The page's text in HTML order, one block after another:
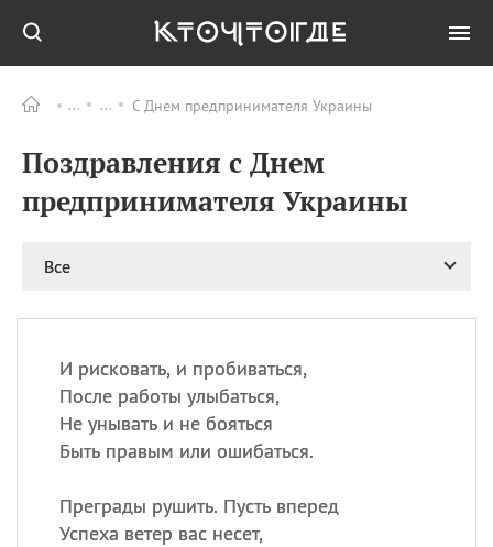
С Днем предпринимателя Украины
Поздравления с Днем
предпринимателя Украины
Все
И рисковать, и пробиваться,
После работы улыбаться,
Не унывать и не бояться
Быть правым или ошибаться.
Преграды рушить. Пусть вперед
Успеха ветер вас несет,
ПРАЗДНИКИ
06.08 Преображение
христиан
Романа и Давида
07.08
мучеников